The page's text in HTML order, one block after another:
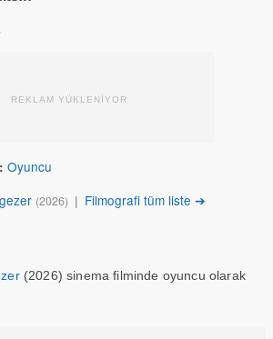
REKLAM YÜKLENİYOR
Oyuncu
(2026) | Filmografi tüm liste ➔
(2026) sinema filminde oyuncu olarak